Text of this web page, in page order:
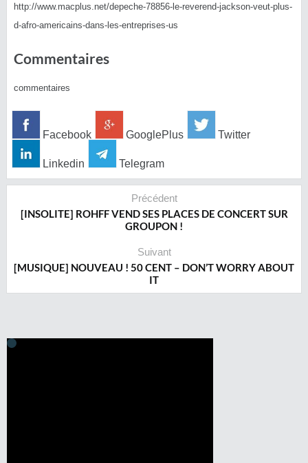
http://www.macplus.net/depeche-78856-le-reverend-jackson-veut-plus-
d-afro-americains-dans-les-entreprises-us
Commentaires
commentaires
Facebook GooglePlus Twitter
Linkedin Telegram
Précédent
[INSOLITE] ROHFF VEND SES PLACES DE CONCERT SUR
GROUPON !
Suivant
[MUSIQUE] NOUVEAU ! 50 CENT – DON’T WORRY ABOUT
IT